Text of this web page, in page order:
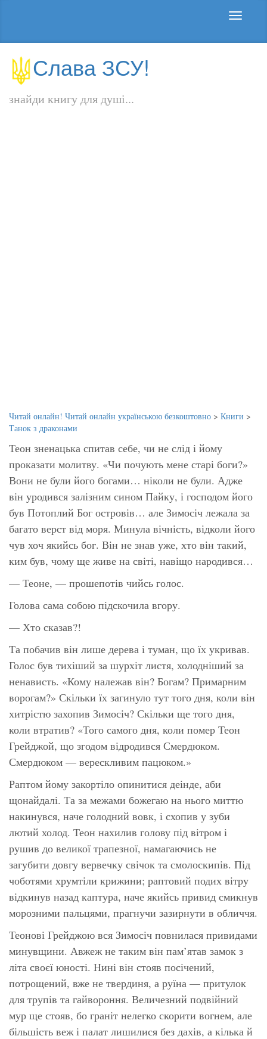
Слава ЗСУ!
знайди книгу для душі...
Читай онлайн! Читай онлайн українською безкоштовно > Книги >
Танок з драконами
Теон зненацька спитав себе, чи не слід і йому
проказати молитву. «Чи почують мене старі боги?»
Вони не були його богами… ніколи не були. Адже
він уродився залізним сином Пайку, і господом його
був Потоплий Бог островів… але Зимосіч лежала за
багато верст від моря. Минула вічність, відколи його
чув хоч якийсь бог. Він не знав уже, хто він такий,
ким був, чому ще живе на світі, навіщо народився…
— Теоне, — прошепотів чийсь голос.
Голова сама собою підскочила вгору.
— Хто сказав?!
Та побачив він лише дерева і туман, що їх укривав.
Голос був тихіший за шурхіт листя, холодніший за
ненависть. «Кому належав він? Богам? Примарним
ворогам?» Скільки їх загинуло тут того дня, коли він
хитрістю захопив Зимосіч? Скільки ще того дня,
коли втратив? «Того самого дня, коли помер Теон
Грейджой, що згодом відродився Смердюком.
Смердюком — верескливим пацюком.»
Раптом йому закортіло опинитися деінде, аби
щонайдалі. Та за межами божегаю на нього миттю
накинувся, наче голодний вовк, і схопив у зуби
лютий холод. Теон нахилив голову під вітром і
рушив до великої трапезної, намагаючись не
загубити довгу вервечку свічок та смолоскипів. Під
чоботями хрумтіли крижини; раптовий подих вітру
відкинув назад каптура, наче якийсь привид смикнув
морозними пальцями, прагнучи зазирнути в обличчя.
Теонові Грейджою вся Зимосіч повнилася привидами
минувщини. Авжеж не таким він пам’ятав замок з
літа своєї юності. Нині він стояв посічений,
потрощений, вже не твердиня, а руїна — притулок
для трупів та гайвороння. Величезний подвійний
мур ще стояв, бо граніт нелегко скорити вогнем, але
більшість веж і палат лишилися без дахів, а кілька й